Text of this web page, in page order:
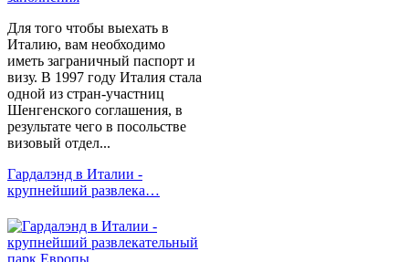
Для того чтобы выехать в
Италию, вам необходимо
иметь заграничный паспорт и
визу. В 1997 году Италия стала
одной из стран-участниц
Шенгенского соглашения, в
результате чего в посольстве
визовый отдел...
Гардалэнд в Италии -
крупнейший развлека…